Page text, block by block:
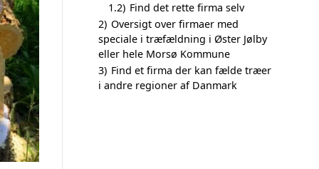
1.2) Find det rette firma selv
2) Oversigt over firmaer med
speciale i træfældning i Øster Jølby
eller hele Morsø Kommune
3) Find et firma der kan fælde træer
i andre regioner af Danmark